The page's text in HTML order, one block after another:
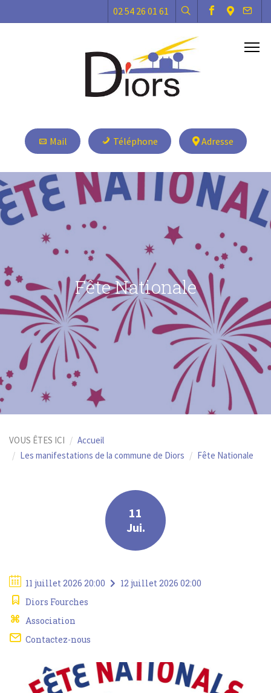
02 54 26 01 61
Mail Téléphone Adresse
Fête Nationale
VOUS ÊTES ICI
Accueil
Les manifestations de la commune de Diors
Fête Nationale
11
Jui.
11 juillet 2026 20:00
12 juillet 2026 02:00
Diors Fourches
Association
Contactez-nous